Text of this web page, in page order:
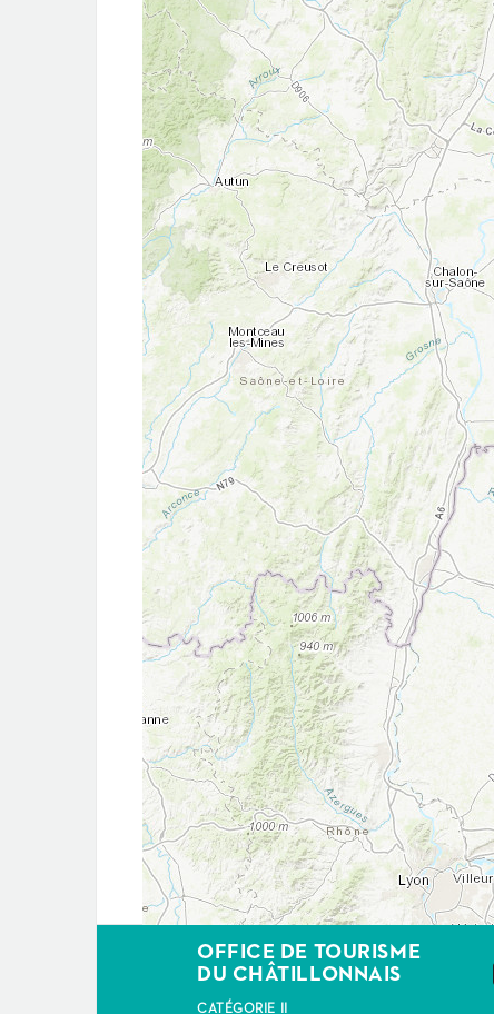
OFFICE DE TOURISME
DU CHÂTILLONNAIS
CATÉGORIE II